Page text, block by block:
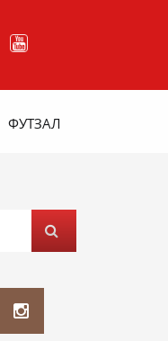
ФУТЗАЛ